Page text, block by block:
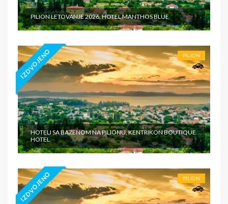
PILION LETOVANJE 2026, HOTEL MANTHOS BLUE
IZDVOJENO PILION
HOTELI SA BAZENOM NA PILIONU, KENTRIKON BOUTIQUE
HOTEL
IZDVOJENO PILION